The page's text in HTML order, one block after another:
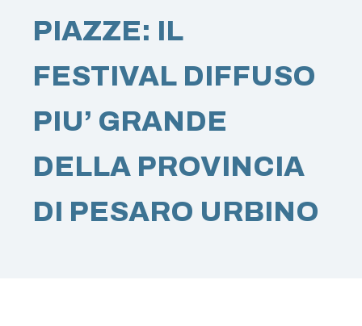
PIAZZE: IL
FESTIVAL DIFFUSO
PIU’ GRANDE
DELLA PROVINCIA
DI PESARO URBINO